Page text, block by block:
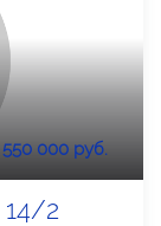
550 000 руб.
14/2